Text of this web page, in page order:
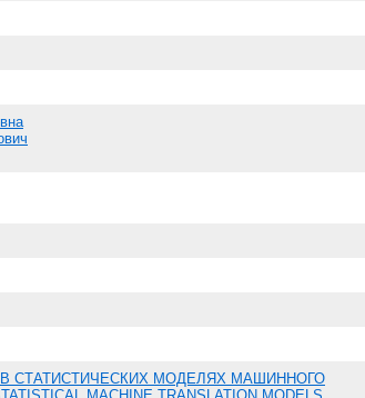
СТАТИСТИЧЕСКИХ МОДЕЛЯХ МАШИННОГО